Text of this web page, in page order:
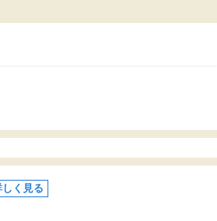
しく見る